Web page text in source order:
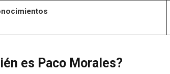
es Paco Morales?